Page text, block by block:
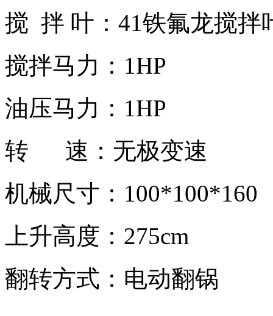
搅 拌 叶：41铁氟龙搅拌
搅拌马力：1HP
油压马力：1HP
转 速：无极变速
机械尺寸：100*100*160
上升高度：275cm
翻转方式：电动翻锅